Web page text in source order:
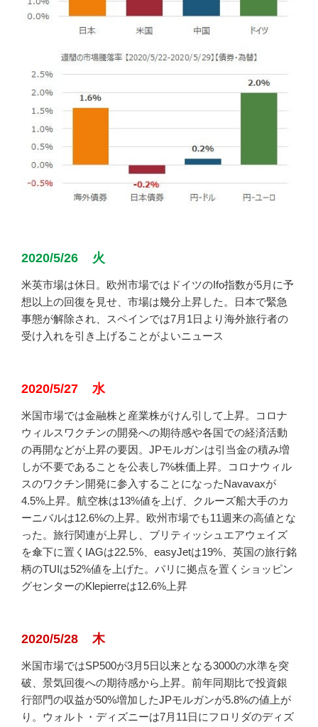
2020/5/26 火
米英市場は休日。欧州市場ではドイツのIfo指数が5月に予
想以上の回復を見せ、市場は幾分上昇した。日本で緊急
事態が解除され、スペインでは7月1日より海外旅行者の
受け入れを引き上げることがよいニュース
2020/5/27 水
米国市場では金融株と産業株がけん引して上昇。コロナ
ウィルスワクチンの開発への期待感や各国での経済活動
の再開などが上昇の要因。JPモルガンは引当金の積み増
しが不要であることを公表し7%株価上昇。コロナウィル
スのワクチン開発に参入することになったNavavaxが
4.5%上昇。航空株は13%値を上げ、クルーズ船大手のカ
ーニバルは12.6%の上昇。欧州市場でも11週来の高値とな
った。旅行関連が上昇し、ブリティッシュエアウェイズ
を傘下に置くIAGは22.5%、easyJetは19%、英国の旅行銘
柄のTUIは52%値を上げた。パリに拠点を置くショッピン
グセンターのKlepierreは12.6%上昇
2020/5/28 木
米国市場ではSP500が3月5日以来となる3000の水準を突
破、景気回復への期待感から上昇。前年同期比で投資銀
行部門の収益が50%増加したJPモルガンが5.8%の値上が
り。ウォルト・ディズニーは7月11日にフロリダのディズ